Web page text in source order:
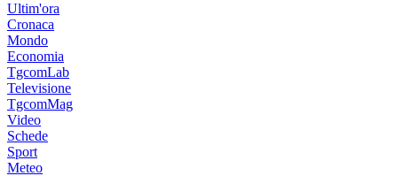
Ultim'ora
Cronaca
Mondo
Economia
TgcomLab
Televisione
TgcomMag
Video
Schede
Sport
Meteo